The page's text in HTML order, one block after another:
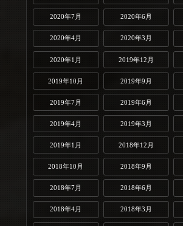
2020年7月 2020年6月
2020年4月 2020年3月
2020年1月 2019年12月
2019年10月 2019年9月
2019年7月 2019年6月
2019年4月 2019年3月
2019年1月 2018年12月
2018年10月 2018年9月
2018年7月 2018年6月
2018年4月 2018年3月